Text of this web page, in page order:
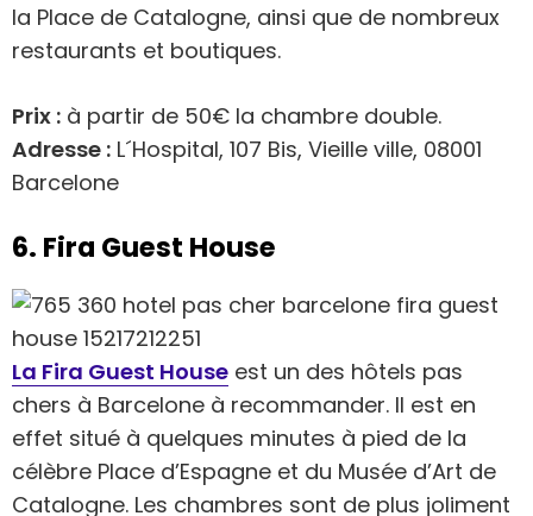
la Place de Catalogne, ainsi que de nombreux
restaurants et boutiques.
Prix : à partir de 50€ la chambre double.
Adresse : L´Hospital, 107 Bis, Vieille ville, 08001
Barcelone
6. Fira Guest House
La Fira Guest House est un des hôtels pas
chers à Barcelone à recommander. Il est en
effet situé à quelques minutes à pied de la
célèbre Place d’Espagne et du Musée d’Art de
Catalogne. Les chambres sont de plus joliment